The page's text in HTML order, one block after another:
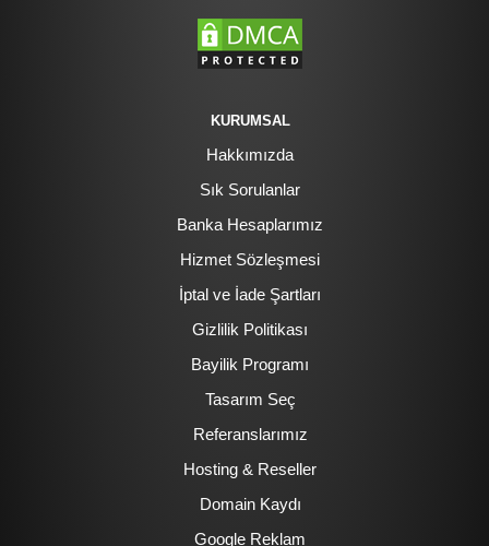
KURUMSAL
Hakkımızda
Sık Sorulanlar
Banka Hesaplarımız
Hizmet Sözleşmesi
İptal ve İade Şartları
Gizlilik Politikası
Bayilik Programı
Tasarım Seç
Referanslarımız
Hosting & Reseller
Domain Kaydı
Google Reklam